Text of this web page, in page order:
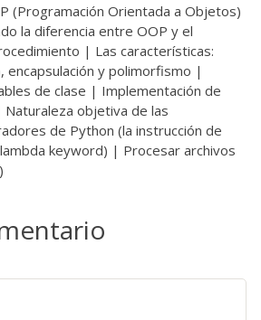
(Programación Orientada a Objetos)
la diferencia entre OOP y el
| Las características:
encapsulación y polimorfismo |
de clase | Implementación de
objetiva de las
de Python (la instrucción de
keyword) | Procesar archivos